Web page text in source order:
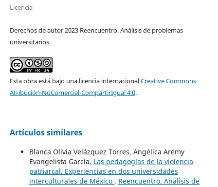
Licencia
Derechos de autor 2023 Reencuentro. Análisis de problemas
universitarios
Esta obra está bajo una licencia internacionalCreative Commons
Atribución-NoComercial-CompartirIgual 4.0.
Artículos similares
Blanca Olivia Velázquez Torres, Angélica Aremy
Evangelista García, Las pedagogías de la violencia
patriarcal. Experiencias en dos universidades
interculturales de México , Reencuentro. Análisis de